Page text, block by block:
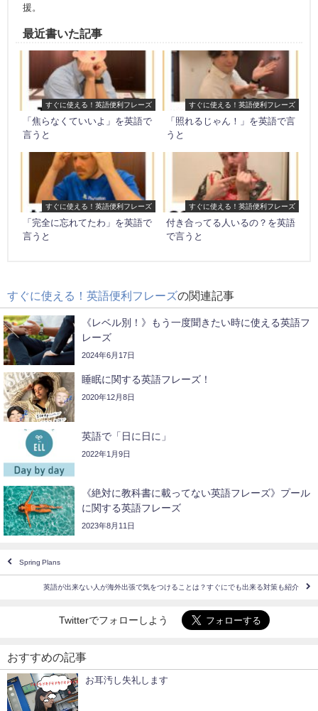
援。
最近書いた記事
すぐに使える！英語便利フレーズ
「焦らなくていいよ」を英語で
言うと
すぐに使える！英語便利フレーズ
「照れるじゃん！」を英語で言
うと
すぐに使える！英語便利フレーズ
「完全に忘れてたわ」を英語で
言うと
すぐに使える！英語便利フレーズ
付き合ってる人いるの？を英語
で言うと
すぐに使える！英語便利フレーズの関連記事
《レベル別！》 もう一度聞きたい時に使える英語フ
レーズ
2024年6月17日
睡眠に関する英語フレーズ！
2020年12月8日
英語で「日に日に」
2022年1月9日
《絶対に教科書に載ってない英語フレーズ》プール
に関する英語フレーズ
2023年8月11日
Spring Plans
英語が出来ない人が海外出張で気をつけることは？すぐにでも出来る対策も紹介
Twitterでフォローしよう
おすすめの記事
お耳汚し失礼します